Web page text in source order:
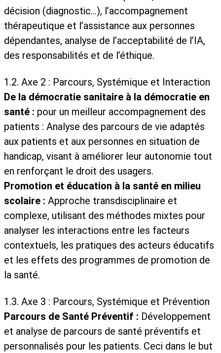
décision (diagnostic…), l’accompagnement
thérapeutique et l’assistance aux personnes
dépendantes, analyse de l’acceptabilité de l’IA,
des responsabilités et de l’éthique.
1.2. Axe 2 : Parcours, Systémique et Interaction
De la démocratie sanitaire à la démocratie en
santé : pour un meilleur accompagnement des
patients : Analyse des parcours de vie adaptés
aux patients et aux personnes en situation de
handicap, visant à améliorer leur autonomie tout
en renforçant le droit des usagers.
Promotion et éducation à la santé en milieu
scolaire : Approche transdisciplinaire et
complexe, utilisant des méthodes mixtes pour
analyser les interactions entre les facteurs
contextuels, les pratiques des acteurs éducatifs
et les effets des programmes de promotion de
la santé.
1.3. Axe 3 : Parcours, Systémique et Prévention
Parcours de Santé Préventif : Développement
et analyse de parcours de santé préventifs et
personnalisés pour les patients. Ceci dans le but